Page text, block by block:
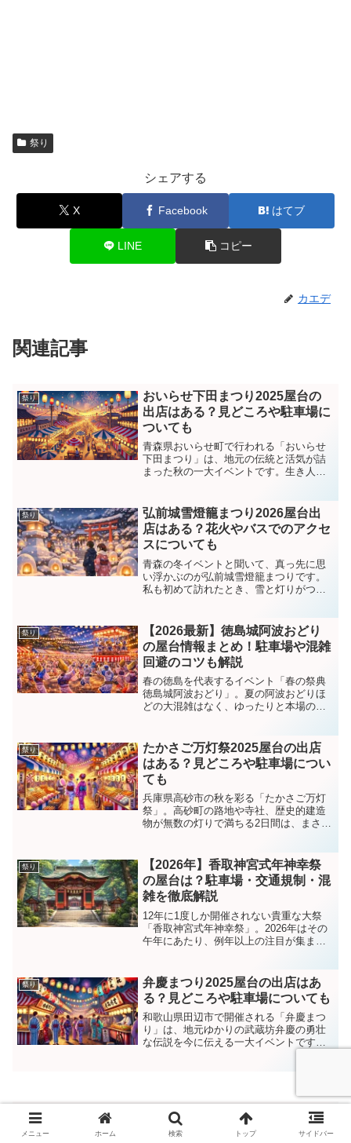
祭り
シェアする
X Facebook はてブ
LINE コピー
カエデ
関連記事
祭り
おいらせ下田まつり2025屋台の
出店はある？見どころや駐車場に
ついても
青森県おいらせ町で行われる「おいらせ
下田まつり」は、地元の伝統と活気が詰
まった秋の一大イベントです。生き人形
間にわたり繰り広げられます。この記事
では、2025年の開催...
祭り
弘前城雪燈籠まつり2026屋台出
店はある？花火やバスでのアクセ
スについても
青森の冬イベントと聞いて、真っ先に思
い浮かぶのが弘前城雪燈籠まつりです。
私も初めて訪れたとき、雪と灯りがつく
園の表情は、写真以上に心に残ります。
ここでは、公式情報と過去...
祭り
【2026最新】徳島城阿波おどり
の屋台情報まとめ！駐車場や混雑
回避のコツも解説
春の徳島を代表するイベント「春の祭典
徳島城阿波おどり」。夏の阿波おどりほ
どの大混雑はなく、ゆったりと本場の踊
「どれくらい混雑するの？」など、事前
に知っておきたいポイン...
祭り
たかさご万灯祭2025屋台の出店
はある？見どころや駐車場につい
ても
兵庫県高砂市の秋を彩る「たかさご万灯
祭」。高砂町の路地や寺社、歴史的建造
物が無数の灯りで満ちる2日間は、まさ
18:00〜21:00】に開催予定。この記事で
は...
祭り
【2026年】香取神宮式年神幸祭
の屋台は？駐車場・交通規制・混
雑を徹底解説
12年に1度しか開催されない貴重な大祭
「香取神宮式年神幸祭」。2026年はその
午年にあたり、例年以上の注目が集まっ
と気になる方も多いですよね。この記事
では、2026年の...
祭り
弁慶まつり2025屋台の出店はあ
る？見どころや駐車場についても
和歌山県田辺市で開催される「弁慶まつ
り」は、地元ゆかりの武蔵坊弁慶の勇壮
な伝説を今に伝える一大イベントです。
かわば花火大会2025屋台の出店は？穴場
メニュー ホーム 検索 トップ サイドバー